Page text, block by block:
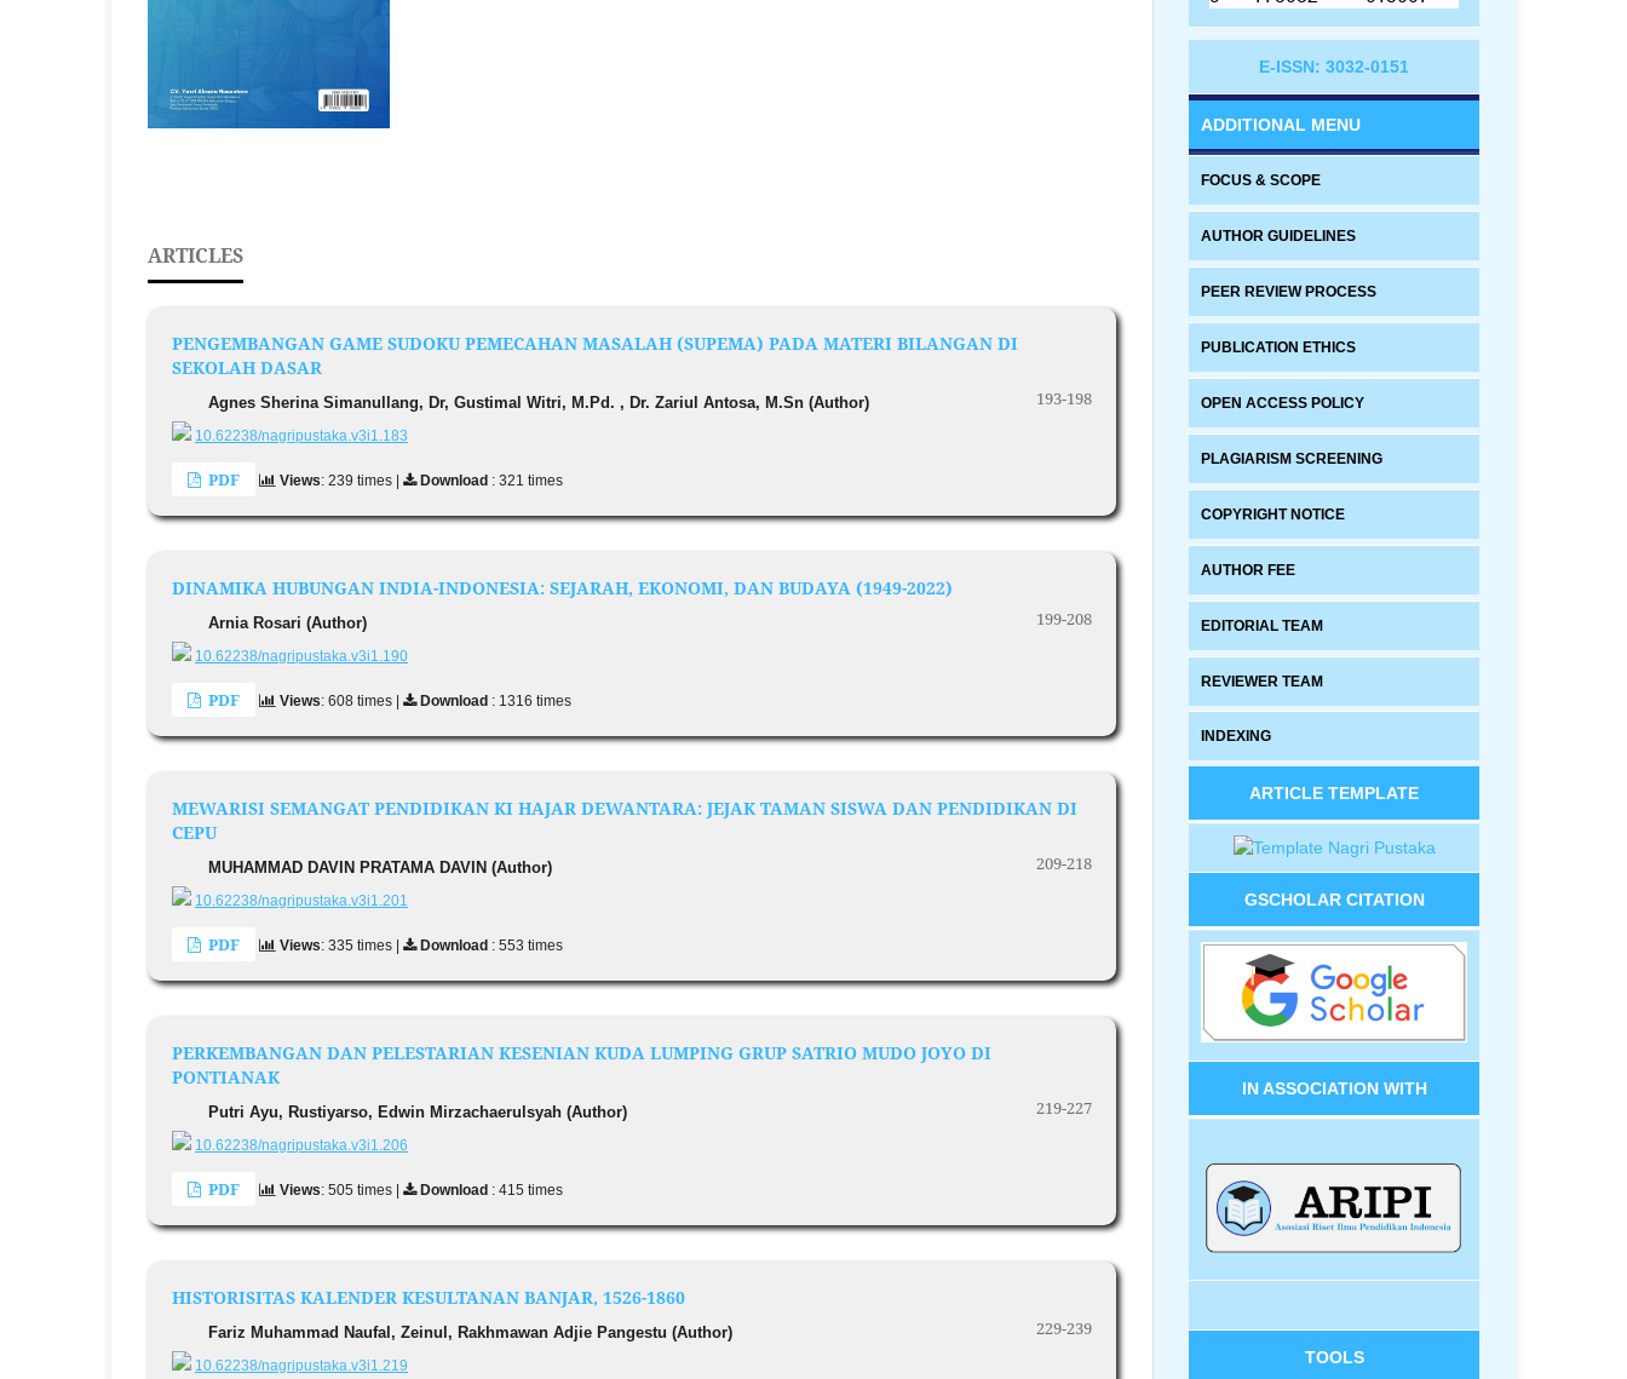
ARTICLES
PENGEMBANGAN GAME SUDOKU PEMECAHAN MASALAH (SUPEMA) PADA MATERI BILANGAN DI
SEKOLAH DASAR
Agnes Sherina Simanullang, Dr, Gustimal Witri, M.Pd. , Dr. Zariul Antosa, M.Sn (Author) 193-198
10.62238/nagripustaka.v3i1.183
PDF Views: 239 times | Download : 321 times
DINAMIKA HUBUNGAN INDIA-INDONESIA: SEJARAH, EKONOMI, DAN BUDAYA (1949-2022)
Arnia Rosari (Author) 199-208
10.62238/nagripustaka.v3i1.190
PDF Views: 608 times | Download : 1316 times
MEWARISI SEMANGAT PENDIDIKAN KI HAJAR DEWANTARA: JEJAK TAMAN SISWA DAN PENDIDIKAN DI
CEPU
MUHAMMAD DAVIN PRATAMA DAVIN (Author) 209-218
10.62238/nagripustaka.v3i1.201
PDF Views: 335 times | Download : 553 times
PERKEMBANGAN DAN PELESTARIAN KESENIAN KUDA LUMPING GRUP SATRIO MUDO JOYO DI
PONTIANAK
Putri Ayu, Rustiyarso, Edwin Mirzachaerulsyah (Author) 219-227
10.62238/nagripustaka.v3i1.206
PDF Views: 505 times | Download : 415 times
HISTORISITAS KALENDER KESULTANAN BANJAR, 1526-1860
Fariz Muhammad Naufal, Zeinul, Rakhmawan Adjie Pangestu (Author) 229-239
10.62238/nagripustaka.v3i1.219
E-ISSN: 3032-0151
ADDITIONAL MENU
FOCUS & SCOPE
AUTHOR GUIDELINES
PEER REVIEW PROCESS
PUBLICATION ETHICS
OPEN ACCESS POLICY
PLAGIARISM SCREENING
COPYRIGHT NOTICE
AUTHOR FEE
EDITORIAL TEAM
REVIEWER TEAM
INDEXING
ARTICLE TEMPLATE
GSCHOLAR CITATION
IN ASSOCIATION WITH
TOOLS